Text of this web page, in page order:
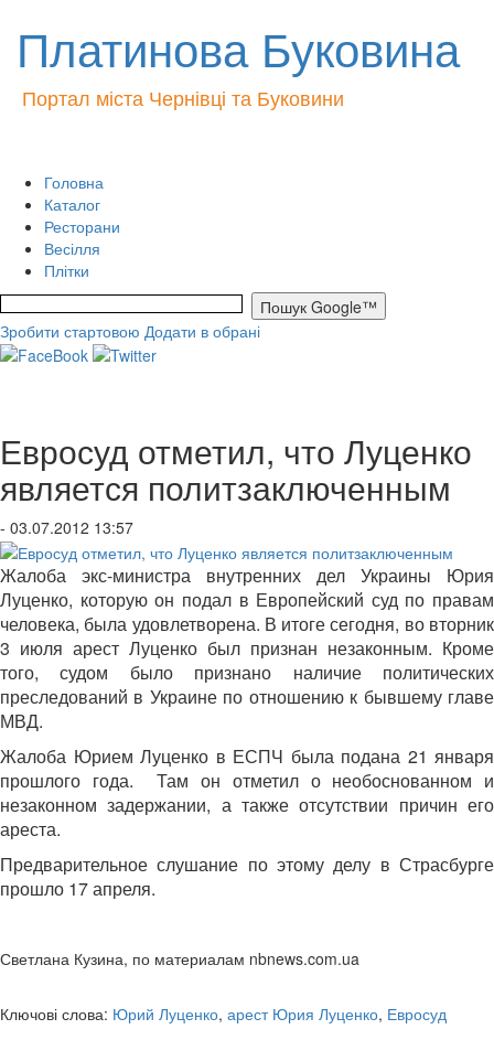
Платинова Буковина
Портал міста Чернівці та Буковини
Головна
Каталог
Ресторани
Весілля
Плітки
Зробити стартовою Додати в обрані
Евросуд отметил, что Луценко
является политзаключенным
- 03.07.2012 13:57
Жалоба экс-министра внутренних дел Украины Юрия
Луценко, которую он подал в Европейский суд по правам
человека, была удовлетворена. В итоге сегодня, во вторник
3 июля арест Луценко был признан незаконным. Кроме
того, судом было признано наличие политических
преследований в Украине по отношению к бывшему главе
МВД.
Жалоба Юрием Луценко в ЕСПЧ была подана 21 января
прошлого года. Там он отметил о необоснованном и
незаконном задержании, а также отсутствии причин его
ареста.
Предварительное слушание по этому делу в Страсбурге
прошло 17 апреля.
Светлана Кузина, по материалам nbnews.com.ua
Ключові слова: Юрий Луценко, арест Юрия Луценко, Евросуд